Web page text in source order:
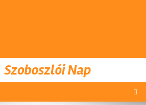
Szoboszlói Nap